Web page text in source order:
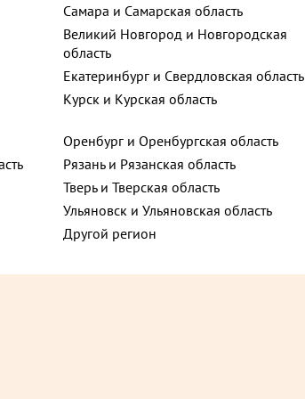
159
40
д.
Самара и Самарская область
Великий Новгород и Новгородская
область
Екатеринбург и Свердловская область
Курск и Курская область
Оренбург и Оренбургская область
Рязань и Рязанская область
Тверь и Тверская область
Ульяновск и Ульяновская область
Другой регион